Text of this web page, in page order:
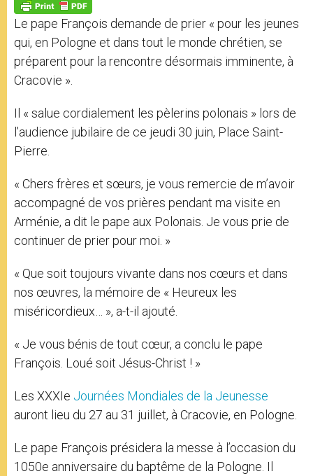
p
p
g
e
r
o
k
Le pape François demande de prier « pour les jeunes
qui, en Pologne et dans tout le monde chrétien, se
préparent pour la rencontre désormais imminente, à
Cracovie ».
Il « salue cordialement les pèlerins polonais » lors de
l’audience jubilaire de ce jeudi 30 juin, Place Saint-
Pierre.
« Chers frères et sœurs, je vous remercie de m’avoir
accompagné de vos prières pendant ma visite en
Arménie, a dit le pape aux Polonais. Je vous prie de
continuer de prier pour moi. »
« Que soit toujours vivante dans nos cœurs et dans
nos œuvres, la mémoire de « Heureux les
miséricordieux… », a-t-il ajouté.
« Je vous bénis de tout cœur, a conclu le pape
François. Loué soit Jésus-Christ ! »
Les XXXIe Journées Mondiales de la Jeunesse
auront lieu du 27 au 31 juillet, à Cracovie, en Pologne.
Le pape François présidera la messe à l’occasion du
1050e anniversaire du baptême de la Pologne. Il